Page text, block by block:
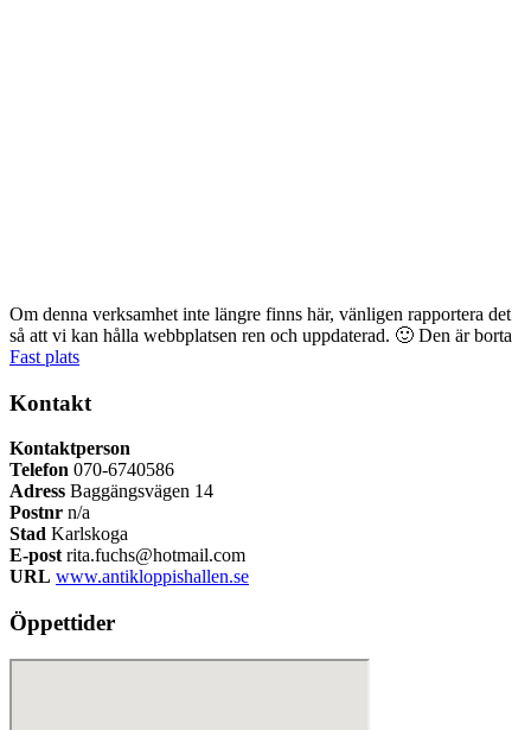
Om denna verksamhet inte längre finns här, vänligen rapportera det
så att vi kan hålla webbplatsen ren och uppdaterad. 🙂 Den är borta
Fast plats
Kontakt
Kontaktperson
Telefon 070-6740586
Adress Baggängsvägen 14
Postnr n/a
Stad Karlskoga
E-post rita.fuchs@hotmail.com
URL www.antikloppishallen.se
Öppettider